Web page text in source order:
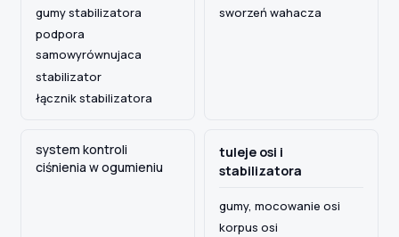
gumy stabilizatora
podpora
samowyrównujaca
stabilizator
łącznik stabilizatora
sworzeń wahacza
system kontroli
ciśnienia w ogumieniu
tuleje osi i
stabilizatora
gumy, mocowanie osi
korpus osi